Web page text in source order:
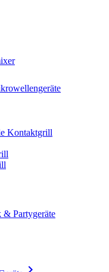
Kontaktgrill
& Partygeräte